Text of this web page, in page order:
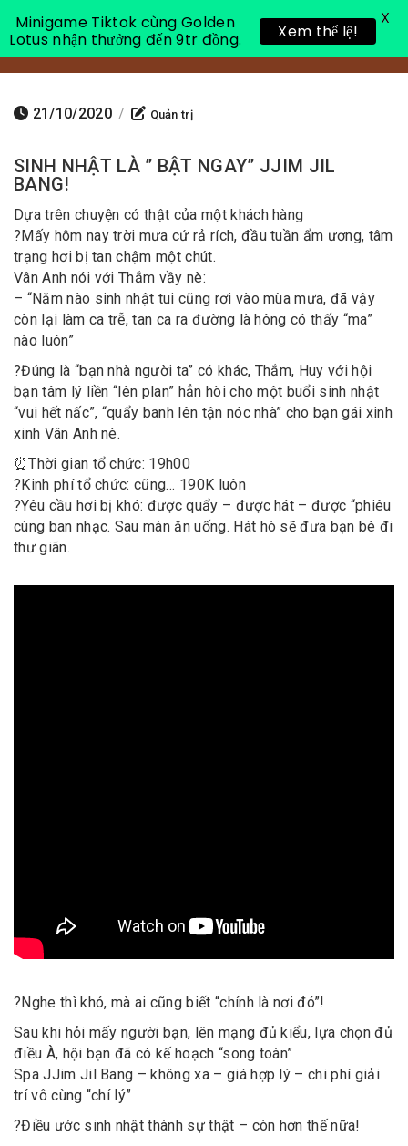
Toggle
21/10/2020 / Quản trị
SINH NHẬT LÀ ” BẬT NGAY” JJIM JIL
BANG!
Dựa trên chuyện có thật của một khách hàng
?️Mấy hôm nay trời mưa cứ rả rích, đầu tuần ẩm ương, tâm
trạng hơi bị tan chậm một chút.
Vân Anh nói với Thắm vầy nè:
– “Năm nào sinh nhật tui cũng rơi vào mùa mưa, đã vậy
còn lại làm ca trễ, tan ca ra đường là hông có thấy “ma”
nào luôn”
?Đúng là “bạn nhà người ta” có khác, Thắm, Huy với hội
bạn tâm lý liền “lên plan” hẳn hòi cho một buổi sinh nhật
“vui hết nấc”, “quẩy banh lên tận nóc nhà” cho bạn gái xinh
xinh Vân Anh nè.
⏰Thời gian tổ chức: 19h00
?Kinh phí tổ chức: cũng… 190K luôn
?Yêu cầu hơi bị khó: được quẩy – được hát – được “phiêu
cùng ban nhạc. Sau màn ăn uống. Hát hò sẽ đưa bạn bè đi
thư giãn.
?Nghe thì khó, mà ai cũng biết “chính là nơi đó”!
Sau khi hỏi mấy người bạn, lên mạng đủ kiểu, lựa chọn đủ
điều À, hội bạn đã có kế hoạch “song toàn”
Spa JJim Jil Bang – không xa – giá hợp lý – chi phí giải
trí vô cùng “chí lý”
?Điều ước sinh nhật thành sự thật – còn hơn thế nữa!
Minigame Tiktok cùng Golden
Lotus nhận thưởng đến 9tr đồng.
Xem thể lệ!
X